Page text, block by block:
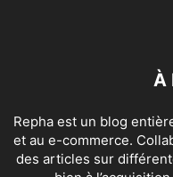
À
Repha est un blog
et au e-commerce.
des articles sur